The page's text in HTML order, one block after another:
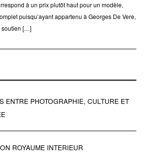
à un prix plutôt haut pour un modèle,
puisqu’ayant appartenu à Georges De Vere,
soutien […]
ENTRE PHOTOGRAPHIE, CULTURE ET
ROYAUME INTERIEUR